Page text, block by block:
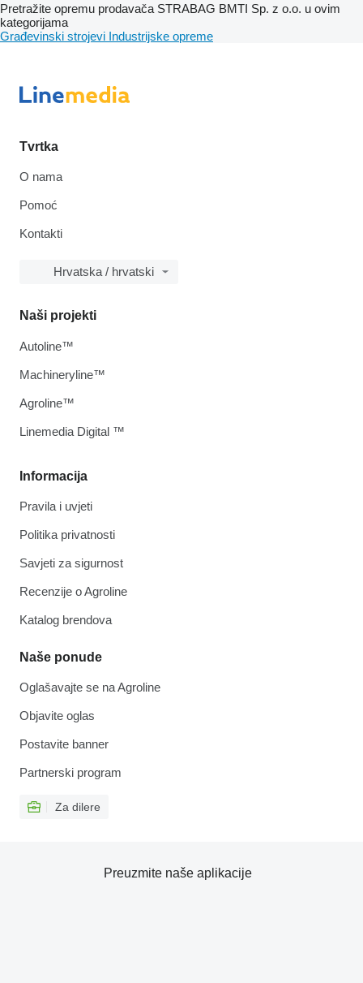
Pretražite opremu prodavača STRABAG BMTI Sp. z o.o. u ovim
kategorijama
Građevinski strojevi Industrijske opreme
Tvrtka
O nama
Pomoć
Kontakti
Hrvatska / hrvatski
Informacija
Pravila i uvjeti
Politika privatnosti
Savjeti za sigurnost
Recenzije o Agroline
Katalog brendova
Naše ponude
Oglašavajte se na Agroline
Objavite oglas
Postavite banner
Partnerski program
Za dilere
Naši projekti
Autoline™
Machineryline™
Agroline™
Linemedia Digital ™
Preuzmite naše aplikacije